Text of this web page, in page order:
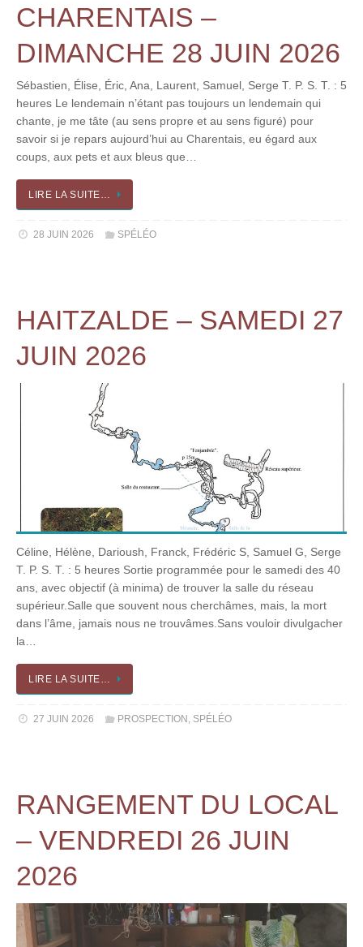
CHARENTAIS –
DIMANCHE 28 JUIN 2026
Sébastien, Élise, Éric, Ana, Laurent, Samuel, Serge T. P. S. T. : 5
heures Le lendemain n’étant pas toujours un lendemain qui
chante, je me tâte (au sens propre et au sens figuré) pour
savoir si je repars aujourd’hui au Charentais, eu égard aux
coups, aux pets et aux bleus que…
LIRE LA SUITE…
28 JUIN 2026 SPÉLÉO
HAITZALDE – SAMEDI 27
JUIN 2026
Céline, Hélène, Darioush, Franck, Frédéric S, Samuel G, Serge
T. P. S. T. : 5 heures Sortie programmée pour le samedi des 40
ans, avec objectif (à minima) de trouver la salle du réseau
supérieur.Salle que souvent nous cherchâmes, mais, la mort
dans l’âme, jamais nous ne trouvâmes.Sans vouloir divulgacher
la…
LIRE LA SUITE…
27 JUIN 2026 PROSPECTION , SPÉLÉO
RANGEMENT DU LOCAL
– VENDREDI 26 JUIN
2026